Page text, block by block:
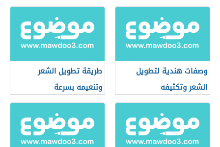
وصفات هندية لتطويل
الشعر وتكثيفه
طريقة تطويل الشعر
وتنعيمه بسرعة